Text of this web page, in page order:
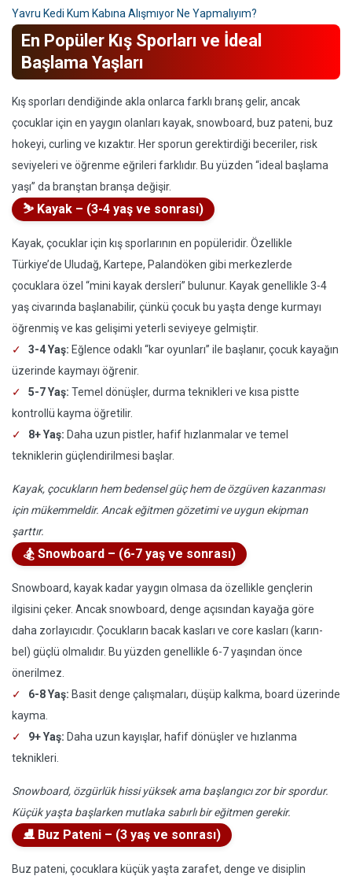
Yavru Kedi Kum Kabına Alışmıyor Ne Yapmalıyım?
En Popüler Kış Sporları ve İdeal
Başlama Yaşları
Kış sporları dendiğinde akla onlarca farklı branş gelir, ancak
çocuklar için en yaygın olanları kayak, snowboard, buz pateni, buz
hokeyi, curling ve kızaktır. Her sporun gerektirdiği beceriler, risk
seviyeleri ve öğrenme eğrileri farklıdır. Bu yüzden “ideal başlama
yaşı” da branştan branşa değişir.
⛷️ Kayak – (3-4 yaş ve sonrası)
Kayak, çocuklar için kış sporlarının en popüleridir. Özellikle
Türkiye’de Uludağ, Kartepe, Palandöken gibi merkezlerde
çocuklara özel “mini kayak dersleri” bulunur. Kayak genellikle 3-4
yaş civarında başlanabilir, çünkü çocuk bu yaşta denge kurmayı
öğrenmiş ve kas gelişimi yeterli seviyeye gelmiştir.
3-4 Yaş: Eğlence odaklı “kar oyunları” ile başlanır, çocuk kayağın
üzerinde kaymayı öğrenir.
5-7 Yaş: Temel dönüşler, durma teknikleri ve kısa pistte
kontrollü kayma öğretilir.
8+ Yaş: Daha uzun pistler, hafif hızlanmalar ve temel
tekniklerin güçlendirilmesi başlar.
Kayak, çocukların hem bedensel güç hem de özgüven kazanması
için mükemmeldir. Ancak eğitmen gözetimi ve uygun ekipman
şarttır.
🏂 Snowboard – (6-7 yaş ve sonrası)
Snowboard, kayak kadar yaygın olmasa da özellikle gençlerin
ilgisini çeker. Ancak snowboard, denge açısından kayağa göre
daha zorlayıcıdır. Çocukların bacak kasları ve core kasları (karın-
bel) güçlü olmalıdır. Bu yüzden genellikle 6-7 yaşından önce
önerilmez.
6-8 Yaş: Basit denge çalışmaları, düşüp kalkma, board üzerinde
kayma.
9+ Yaş: Daha uzun kayışlar, hafif dönüşler ve hızlanma
teknikleri.
Snowboard, özgürlük hissi yüksek ama başlangıcı zor bir spordur.
Küçük yaşta başlarken mutlaka sabırlı bir eğitmen gerekir.
⛸️ Buz Pateni – (3 yaş ve sonrası)
Buz pateni, çocuklara küçük yaşta zarafet, denge ve disiplin